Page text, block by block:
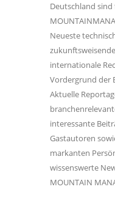
Deutschland sind
Neueste
internationale
Vordergrund der
Aktuelle
interessante
Gastautoren
markanten
wissenswerte
MOUNTAIN